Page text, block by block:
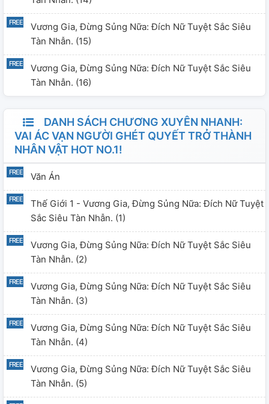
Vương Gia, Đừng Sủng Nữa: Đích Nữ Tuyệt Sắc Siêu
Tàn Nhẫn. (15)
Vương Gia, Đừng Sủng Nữa: Đích Nữ Tuyệt Sắc Siêu
Tàn Nhẫn. (16)
DANH SÁCH CHƯƠNG XUYÊN NHANH:
VAI ÁC VẠN NGƯỜI GHÉT QUYẾT TRỞ THÀNH
NHÂN VẬT HOT NO.1!
Văn Án
Thế Giới 1 - Vương Gia, Đừng Sủng Nữa: Đích Nữ Tuyệt
Sắc Siêu Tàn Nhẫn. (1)
Vương Gia, Đừng Sủng Nữa: Đích Nữ Tuyệt Sắc Siêu
Tàn Nhẫn. (2)
Vương Gia, Đừng Sủng Nữa: Đích Nữ Tuyệt Sắc Siêu
Tàn Nhẫn. (3)
Vương Gia, Đừng Sủng Nữa: Đích Nữ Tuyệt Sắc Siêu
Tàn Nhẫn. (4)
Vương Gia, Đừng Sủng Nữa: Đích Nữ Tuyệt Sắc Siêu
Tàn Nhẫn. (5)